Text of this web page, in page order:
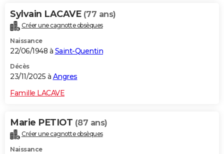
Sylvain LACAVE (77 ans)
Créer une cagnotte obsèques
Naissance
22/06/1948 à Saint-Quentin
Décès
23/11/2025 à Angres
Famille LACAVE
Marie PETIOT (87 ans)
Créer une cagnotte obsèques
Naissance